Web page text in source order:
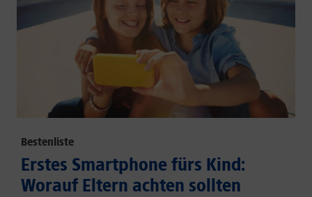
Bestenliste
Erstes Smartphone fürs Kind:
Worauf Eltern achten sollten